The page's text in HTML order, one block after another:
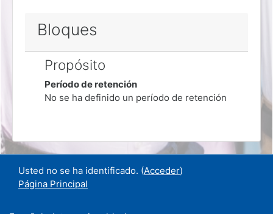
Bloques
Propósito
Período de retención
No se ha definido un período de retención
Usted no se ha identificado. (Acceder)
Página Principal